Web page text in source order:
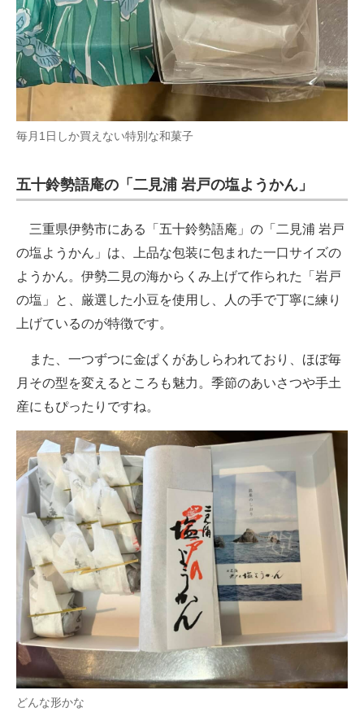
毎月1日しか買えない特別な和菓子
五十鈴勢語庵の「二見浦 岩戸の塩ようかん」
三重県伊勢市にある「五十鈴勢語庵」の「二見浦 岩戸
の塩ようかん」は、上品な包装に包まれた一口サイズの
ようかん。伊勢二見の海からくみ上げて作られた「岩戸
の塩」と、厳選した小豆を使用し、人の手で丁寧に練り
上げているのが特徴です。
また、一つずつに金ぱくがあしらわれており、ほぼ毎
月その型を変えるところも魅力。季節のあいさつや手土
産にもぴったりですね。
どんな形かな